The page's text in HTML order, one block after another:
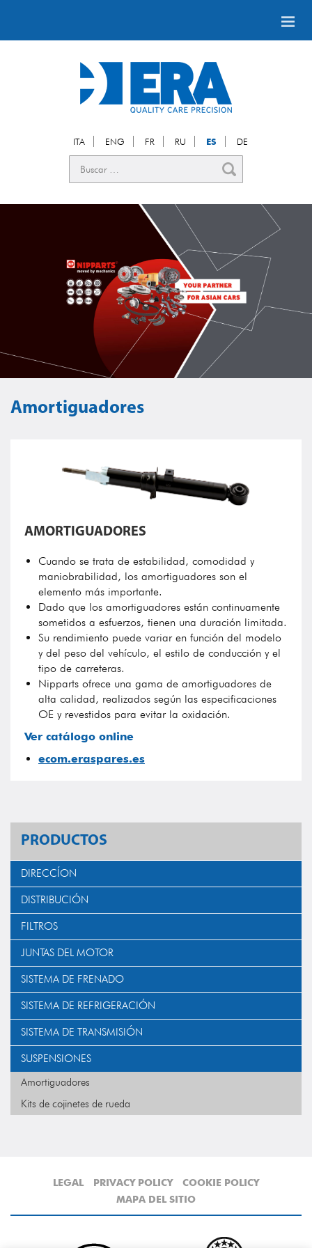
ITA ENG FR RU ES DE
Amortiguadores
AMORTIGUADORES
Cuando se trata de estabilidad, comodidad y
maniobrabilidad, los amortiguadores son el
elemento más importante.
Dado que los amortiguadores están continuamente
sometidos a esfuerzos, tienen una duración limitada.
Su rendimiento puede variar en función del modelo
y del peso del vehículo, el estilo de conducción y el
tipo de carreteras.
Nipparts ofrece una gama de amortiguadores de
alta calidad, realizados según las especificaciones
OE y revestidos para evitar la oxidación.
Ver catálogo online
ecom.eraspares.es
PRODUCTOS
DIRECCÍON
DISTRIBUCIÓN
FILTROS
JUNTAS DEL MOTOR
SISTEMA DE FRENADO
SISTEMA DE REFRIGERACIÓN
SISTEMA DE TRANSMISIÓN
SUSPENSIONES
Amortiguadores
Kits de cojinetes de rueda
LEGAL PRIVACY POLICY
COOKIE POLICY
MAPA DEL SITIO